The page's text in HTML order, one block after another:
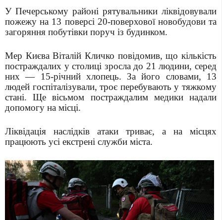
У Печерському районі рятувальники ліквідовували
пожежу на 13 поверсі 20-поверхової новобудови та
загоряння побутівки поруч із будинком.
Мер Києва Віталій Кличко повідомив, що кількість
постраждалих у столиці зросла до 21 людини, серед
них — 15-річний хлопець. За його словами, 13
людей госпіталізували, троє перебувають у тяжкому
стані. Ще вісьмом постраждалим медики надали
допомогу на місці.
Ліквідація наслідків атаки триває, а на місцях
працюють усі екстрені служби міста.